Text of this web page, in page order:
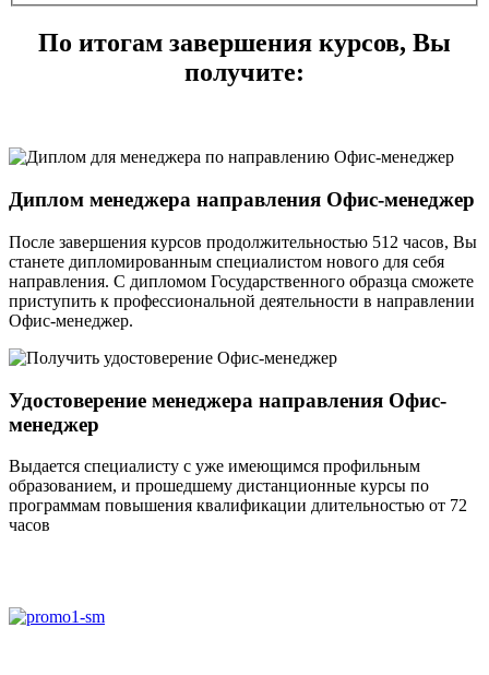
По итогам завершения курсов, Вы
получите:
Диплом менеджера направления Офис-менеджер
После завершения курсов продолжительностью 512 часов, Вы
станете дипломированным специалистом нового для себя
направления. С дипломом Государственного образца сможете
приступить к профессиональной деятельности в направлении
Офис-менеджер.
Удостоверение менеджера направления Офис-
менеджер
Выдается специалисту с уже имеющимся профильным
образованием, и прошедшему дистанционные курсы по
программам повышения квалификации длительностью от 72
часов